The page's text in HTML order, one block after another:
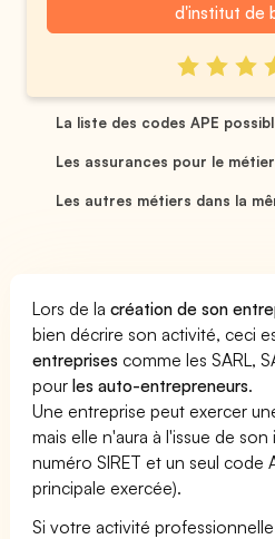
d'institut de
La liste des codes APE
Les assurances pour le
Les autres métiers dans la
Lors de lacréation de son
bien décrire son activité, ceci
entreprises comme les SARL,
pourles auto-entrepreneurs.
Une entreprise peut exercer
mais elle n'aura à l'issue de
numéro SIRET et un seul code
principale exercée).
Si votre activité